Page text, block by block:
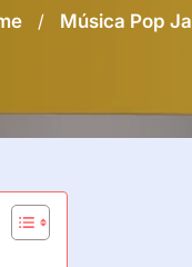
/ Música Pop